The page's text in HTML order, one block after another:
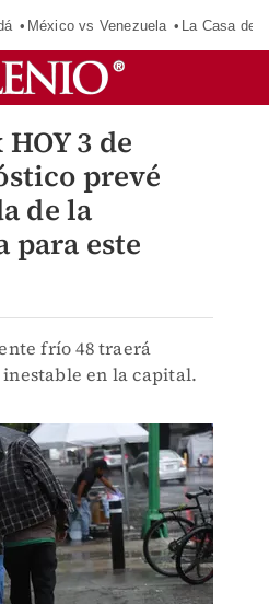
México vs Venezuela La Casa de
3 de
prevé
de la
para este
frío 48 traerá
en la capital.